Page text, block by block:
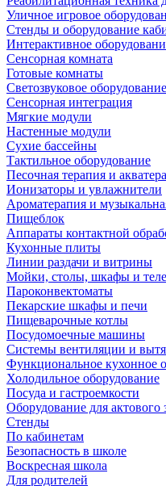
Уличное игровое
Стенды и оборудование
Интерактивное
Сенсорная комната
Готовые комнаты
Светозвуковое оборудование
Сенсорная интеграция
Мягкие модули
Настенные модули
Сухие бассейны
Тактильное оборудование
Песочная терапия и
Ионизаторы и увлажнители
Ароматерапия и
Пищеблок
Аппараты контактной
Кухонные плиты
Линии раздачи и витрины
Мойки, столы, шкафы и
Пароконвектоматы
Пекарские шкафы и печи
Пищеварочные котлы
Посудомоечные машины
Системы вентиляции и
Функциональное кухонное
Холодильное оборудование
Посуда и гастроемкости
Оборудование для актового
Стенды
По кабинетам
Безопасность в школе
Воскресная школа
Для родителей